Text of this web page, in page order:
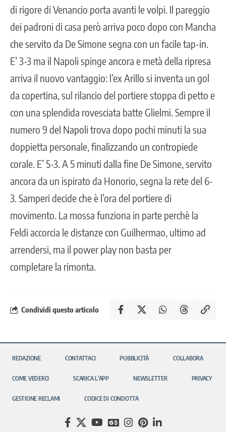
di rigore di Venancio porta avanti le volpi. Il pareggio
dei padroni di casa però arriva poco dopo con Mancha
che servito da De Simone segna con un facile tap-in.
E’ 3-3 ma il Napoli spinge ancora e metà della ripresa
arriva il nuovo vantaggio: l’ex Arillo si inventa un gol
da copertina, sul rilancio del portiere stoppa di petto e
con una splendida rovesciata batte Glielmi. Sempre il
numero 9 del Napoli trova dopo pochi minuti la sua
doppietta personale, finalizzando un contropiede
corale. E’ 5-3. A 5 minuti dalla fine De Simone, servito
ancora da un ispirato da Honorio, segna la rete del 6-
3. Samperi decide che è l’ora del portiere di
movimento. La mossa funziona in parte perchè la
Feldi accorcia le distanze con Guilhermao, ultimo ad
arrendersi, ma il power play non basta per
completare la rimonta.
Condividi questo articolo
REDAZIONE CONTATTACI PUBBLICITÀ COLLABORA
COME VEDERCI SCARICA L’APP NEWSLETTER PRIVACY
GESTIONE RECLAMI CODICE DI CONDOTTA